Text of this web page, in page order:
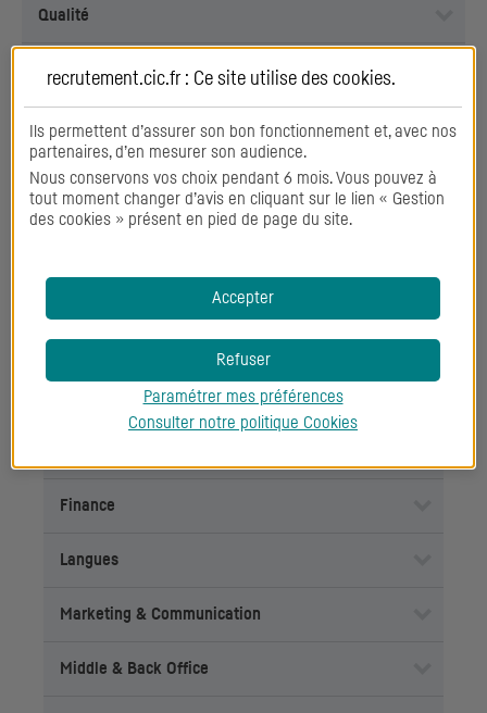
Qualité
Reporting
Travail en équipe
Veille
Savoirs
Conformité
Finance
Langues
Marketing & Communication
Middle & Back Office
recrutement.cic.fr : Ce site utilise des cookies.
Ils permettent d’assurer son bon fonctionnement et, avec nos
partenaires, d’en mesurer son audience.
Nous conservons vos choix pendant 6 mois. Vous pouvez à
tout moment changer d’avis en cliquant sur le lien « Gestion
des cookies » présent en pied de page du site.
Accepter
Refuser
Paramétrer mes préférences
Consulter notre politique Cookies